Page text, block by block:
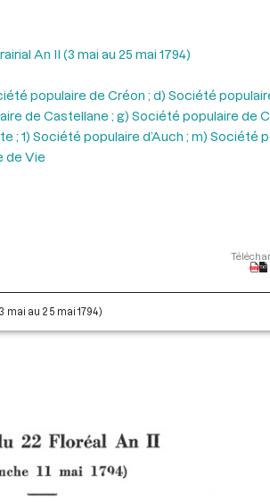
An II (3 mai au 25 mai 1794)
populaire de Créon ; d) Société
de Castellane ; g) Société populaire de
; 1) Société populaire d’Auch ; m) Société
de Vie
mai au 25 mai 1794)